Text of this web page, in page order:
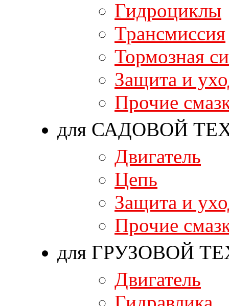
Гидроциклы
Трансмиссия
Тормозная
Защита и
Прочие
для САДОВОЙ
Двигатель
Цепь
Защита и
Прочие
для ГРУЗОВОЙ
Двигатель